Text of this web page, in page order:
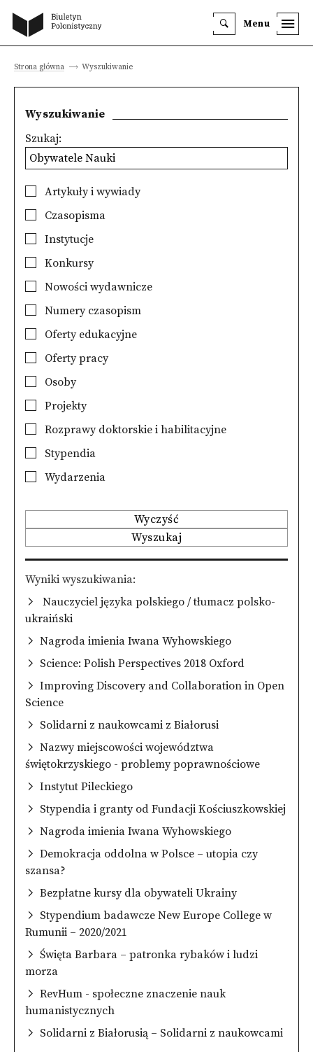
Menu
Strona główna Wyszukiwanie
Wyszukiwanie
Szukaj:
Artykuły i wywiady
Czasopisma
Instytucje
Konkursy
Nowości wydawnicze
Numery czasopism
Oferty edukacyjne
Oferty pracy
Osoby
Projekty
Rozprawy doktorskie i habilitacyjne
Stypendia
Wydarzenia
Wyczyść
Wyszukaj
Wyniki wyszukiwania
Nauczyciel języka polskiego / tłumacz polsko-
ukraiński
Nagroda imienia Iwana Wyhowskiego
Science: Polish Perspectives 2018 Oxford
Improving Discovery and Collaboration in Open
Science
Solidarni z naukowcami z Białorusi
Nazwy miejscowości województwa
świętokrzyskiego - problemy poprawnościowe
Instytut Pileckiego
Stypendia i granty od Fundacji Kościuszkowskiej
Nagroda imienia Iwana Wyhowskiego
Demokracja oddolna w Polsce – utopia czy
szansa?
Bezpłatne kursy dla obywateli Ukrainy
Stypendium badawcze New Europe College w
Rumunii – 2020/2021
Święta Barbara – patronka rybaków i ludzi
morza
RevHum - społeczne znaczenie nauk
humanistycznych
Solidarni z Białorusią – Solidarni z naukowcami